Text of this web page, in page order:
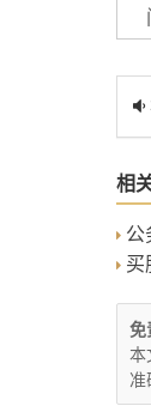
相
公
买
免
本
准